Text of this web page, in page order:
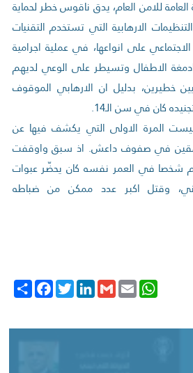
العامة للامن العام، يدق ناقوس خطر لحماية
الارهابية التي تستخدم التقنيات
على انواعها، في عملية اجرامية
الاطفال وتسيطر على الوعي لديهم
خطيرين، بدليل ان الارهابي الموقوف
كان في سن الـ14.
المرة الاولى التي يكشف فيها عن
في صفوف داعش. اذ سبق واوقفت
شخصا في العمر نفسه كان يحضّر عبوات
وقتل اكبر عدد ممكن من ضباطه
Share
FacebookTwitter
LinkedInGmailEmail
WhatsApp